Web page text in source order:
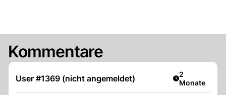
Kommentare
User #1369 (nicht angemeldet) Artikel
2
Monate